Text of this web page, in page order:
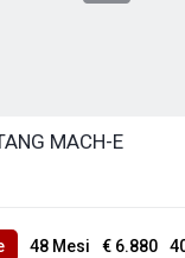
MACH-E
48 Mesi € 6.880